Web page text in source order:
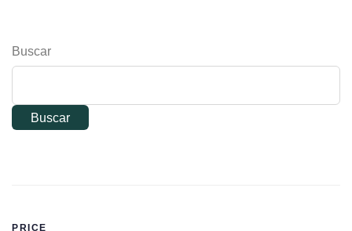
Buscar
Buscar
PRICE